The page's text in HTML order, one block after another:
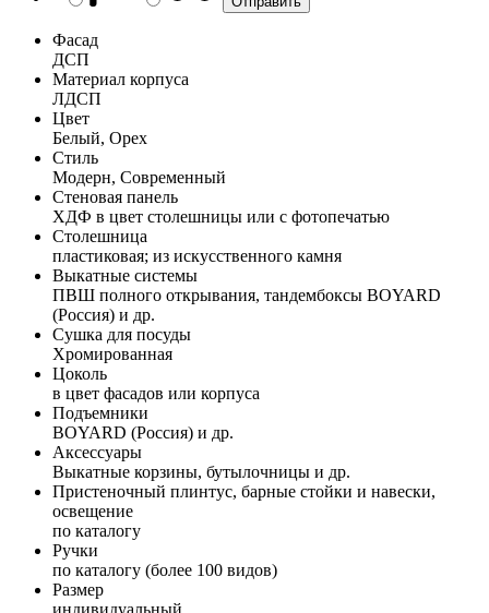
Фасад
ДСП
Материал корпуса
ЛДСП
Цвет
Белый, Орех
Стиль
Модерн, Современный
Стеновая панель
ХДФ в цвет столешницы или с фотопечатью
Столешница
пластиковая; из искусственного камня
Выкатные системы
ПВШ полного открывания, тандембоксы BOYARD
(Россия) и др.
Сушка для посуды
Хромированная
Цоколь
в цвет фасадов или корпуса
Подъемники
BOYARD (Россия) и др.
Аксессуары
Выкатные корзины, бутылочницы и др.
Пристеночный плинтус, барные стойки и навески,
освещение
по каталогу
Ручки
по каталогу (более 100 видов)
Размер
индивидуальный